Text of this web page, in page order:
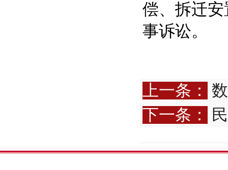
偿、拆迁
事诉讼。
上一条：
下一条：